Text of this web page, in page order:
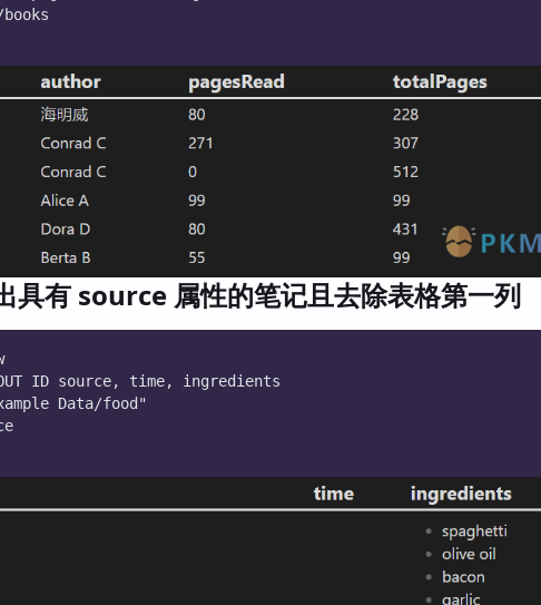
books
具有 source 属性的笔记且去除表格第一列
ID source, time, ingredients
Data/food"